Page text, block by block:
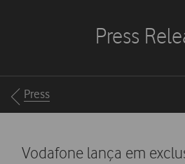
Press
Breadcrumbs
Press
Vodafone lança em